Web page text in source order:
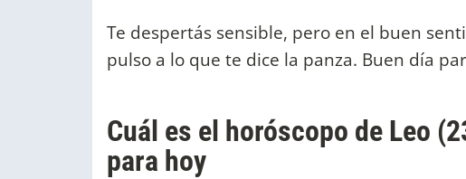
Te despertás sensible, pero en el buen
pulso a lo que te dice la panza. Buen día
Cuál es el horóscopo de Leo
para hoy